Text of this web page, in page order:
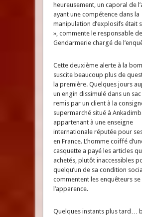
heureusement, un caporal de
ayant une compétence dans la
manipulation d’explosifs était
», commente le responsable
Gendarmerie chargé de
Cette deuxième alerte à la
suscite beaucoup plus de
la première. Quelques jours
un engin dissimulé dans un sac
remis par un client à la
supermarché situé à
appartenant à une enseigne
internationale réputée pour
en France. L’homme coiffé
casquette a payé les articles
achetés, plutôt inaccessibles
quelqu’un de sa condition
commentent les enquêteurs se
l’apparence.
Quelques instants plus tard…